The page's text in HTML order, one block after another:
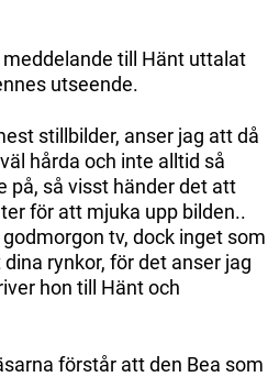
till Hänt uttalat
utseende.
stillbilder, anser jag att då
hårda och inte alltid så
på, så visst händer det att
för att mjuka upp bilden..
tv, dock inget som
rynkor, för det anser jag
hon till Hänt och
förstår att den Bea som